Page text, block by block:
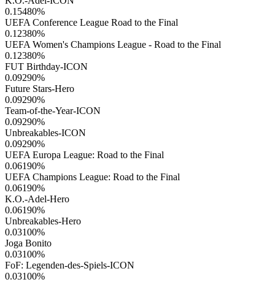
0.15480%
UEFA Conference League Road to the Final
0.12380%
UEFA Women's Champions League - Road to the Final
0.12380%
FUT Birthday-ICON
0.09290%
Future Stars-Hero
0.09290%
Team-of-the-Year-ICON
0.09290%
Unbreakables-ICON
0.09290%
UEFA Europa League: Road to the Final
0.06190%
UEFA Champions League: Road to the Final
0.06190%
K.O.-Adel-Hero
0.06190%
Unbreakables-Hero
0.03100%
Joga Bonito
0.03100%
FoF: Legenden-des-Spiels-ICON
0.03100%